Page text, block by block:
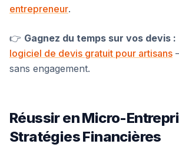
entrepreneur.
👉 Gagnez du temps sur vos devis :
logiciel de devis gratuit pour artisans
sans engagement.
Réussir en Micro-
Stratégies Financières